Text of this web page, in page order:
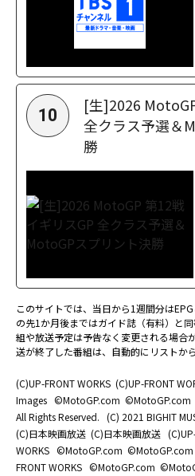
10
[生]2026
全クラス予選＆
勝
このサイトでは、当日から1週間分は
の先1か月後まではガイド誌（有料）と
組や放送予定は予告なく変更される場合
送が終了した番組は、自動的にリストか
(C)UP-FRONT WORKS (C)UP-FRONT
Images ©MotoGP.com ©MotoGP.com
All Rights Reserved. (C) 2021 BIGHIT
(C)日本映画放送 (C)日本映画放送
WORKS ©MotoGP.com ©MotoGP.com
FRONT WORKS ©MotoGP.com